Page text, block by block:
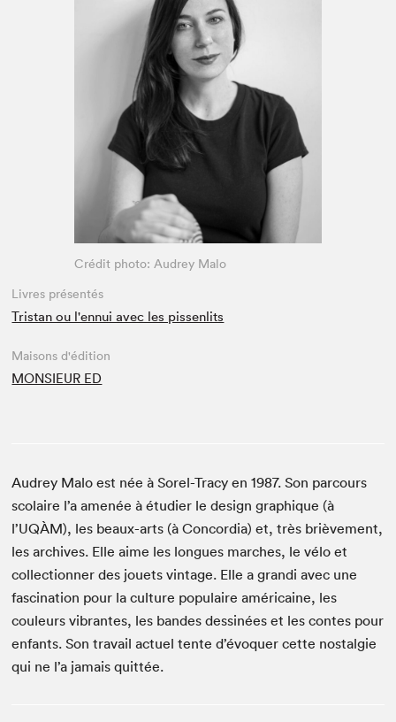
Espace enseignant·e·s
Crédit photo: Audrey Malo
Livres présentés
Tristan ou l'ennui avec les pissenlits
Maisons d'édition
MONSIEUR ED
Audrey Malo est née à Sorel-Tracy en 1987. Son parcours
scolaire l’a amenée à étudier le design graphique (à
l’UQÀM), les beaux-arts (à Concordia) et, très brièvement,
les archives. Elle aime les longues marches, le vélo et
collectionner des jouets vintage. Elle a grandi avec une
fascination pour la culture populaire américaine, les
couleurs vibrantes, les bandes dessinées et les contes pour
enfants. Son travail actuel tente d’évoquer cette nostalgie
qui ne l’a jamais quittée.